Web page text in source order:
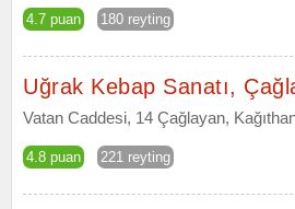
4.7 puan 180 reyting
Uğrak Kebap Sanatı,
Vatan Caddesi, 14 Çağlayan,
4.8 puan 221 reyting